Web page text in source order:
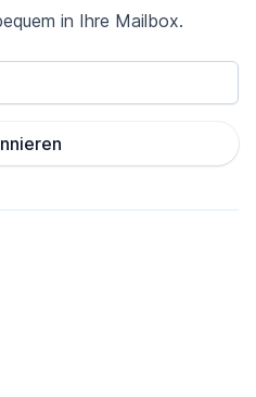
in Ihre Mailbox.